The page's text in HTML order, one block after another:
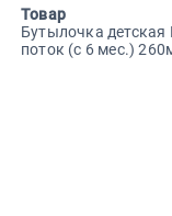
Товар
Бутылочка детская
поток (с 6 мес.)